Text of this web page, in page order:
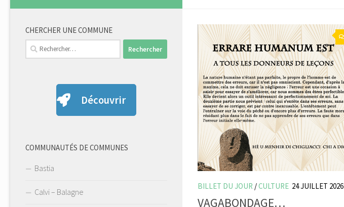
BILLET DU JOUR /CULTURE 24 JUILLET 2026
VAGABONDAGE…
CHERCHER UNE COMMUNE
Rechercher :
Découvrir
COMMUNAUTÉS DE COMMUNES
Bastia
Calvi – Balagne